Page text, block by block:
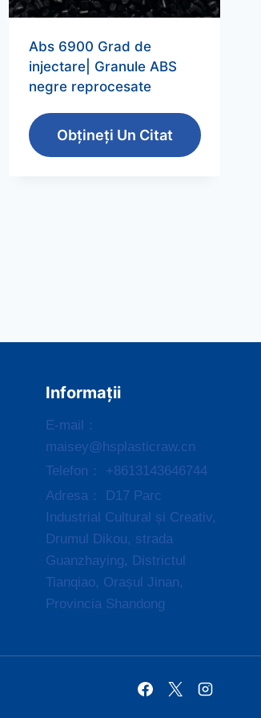
Abs 6900 Grad de
injectare| Granule ABS
negre reprocesate
Obțineți Un Citat
Informații
E-mail：
maisey@hsplasticraw.cn
Telefon： +8613143646744
Adresa： D17 Parc
Industrial Cultural și Creativ,
Drumul Dikou, strada
Guanzhaying, Districtul
Tianqiao, Orașul Jinan,
Provincia Shandong